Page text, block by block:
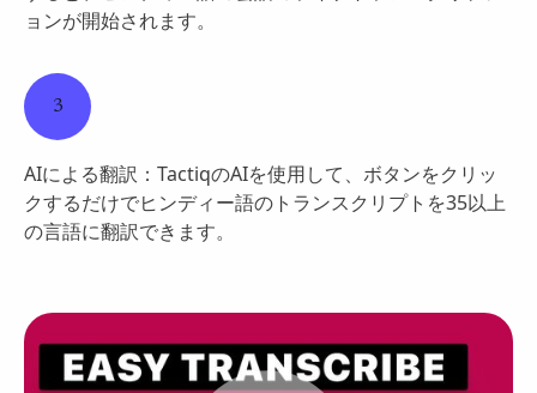
ョンが開始されます。
3
AIによる翻訳：TactiqのAIを使用して、ボタンをクリッ
クするだけでヒンディー語のトランスクリプトを35以上
の言語に翻訳できます。